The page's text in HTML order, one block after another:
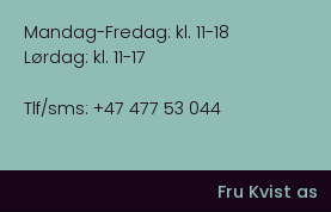
Mandag-Fredag: kl. 11-18
Lørdag: kl. 11-17
Tlf/sms: +47 477 53 044
Fru Kvist as